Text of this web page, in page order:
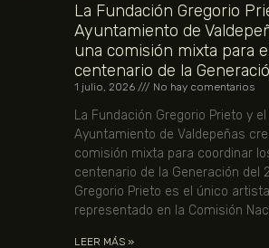
La Fundación Gregorio
Ayuntamiento de
una comisión mixta para
centenario de la
1 julio, 2026 No hay comentarios
La Fundación Gregorio Prieto y el
Ayuntamiento de Valdepeñas
comisión mixta para coordinar
centenario de la Generación del
Gregorio Prieto es el único
representado en la Comisión
LEER MÁS »